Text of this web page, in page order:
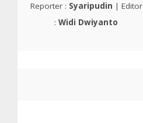
Reporter : Syaripudin | Editor
:Widi Dwiyanto